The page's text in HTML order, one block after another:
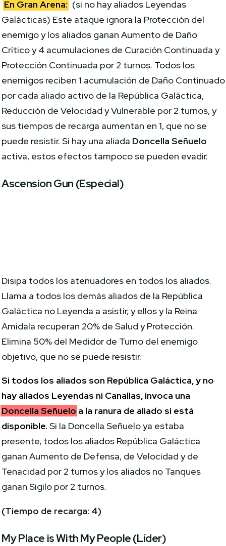
En Gran Arena: (si no hay aliados Leyendas
Galácticas) Este ataque ignora la Protección del
enemigo y los aliados ganan Aumento de Daño
Crítico y 4 acumulaciones de Curación Continuada y
Protección Continuada por 2 turnos. Todos los
enemigos reciben 1 acumulación de Daño Continuado
por cada aliado activo de la República Galáctica,
Reducción de Velocidad y Vulnerable por 2 turnos, y
sus tiempos de recarga aumentan en 1, que no se
puede resistir. Si hay una aliada Doncella Señuelo
activa, estos efectos tampoco se pueden evadir.
Ascension Gun (Especial)
Disipa todos los atenuadores en todos los aliados.
Llama a todos los demás aliados de la República
Galáctica no Leyenda a asistir, y ellos y la Reina
Amidala recuperan 20% de Salud y Protección.
Elimina 50% del Medidor de Turno del enemigo
objetivo, que no se puede resistir.
Si todos los aliados son República Galáctica, y no
hay aliados Leyendas ni Canallas, invoca una
Doncella Señuelo a la ranura de aliado si está
disponible. Si la Doncella Señuelo ya estaba
presente, todos los aliados República Galáctica
ganan Aumento de Defensa, de Velocidad y de
Tenacidad por 2 turnos y los aliados no Tanques
ganan Sigilo por 2 turnos.
(Tiempo de recarga: 4)
My Place is With My People (Líder)